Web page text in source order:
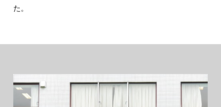
た。